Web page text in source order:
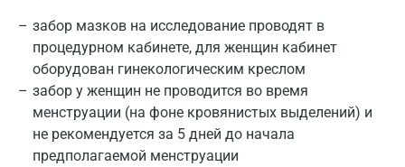
забор мазков на исследование проводят в
процедурном кабинете, для женщин кабинет
оборудован гинекологическим креслом
забор у женщин не проводится во время
менструации (на фоне кровянистых выделений) и
не рекомендуется за 5 дней до начала
предполагаемой менструации